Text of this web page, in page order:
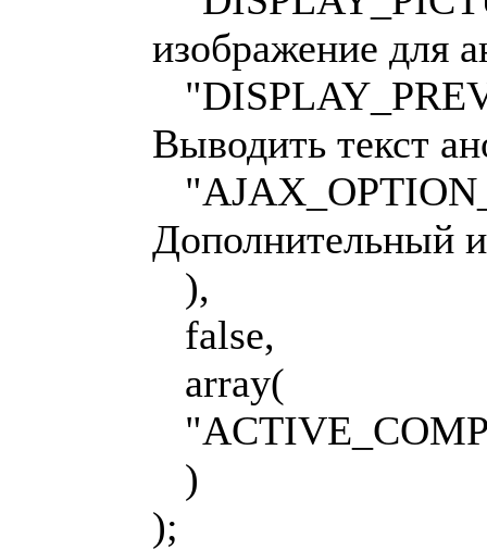
изображение для
Выводить текст
Дополнительный
),
false,
array(
)
);